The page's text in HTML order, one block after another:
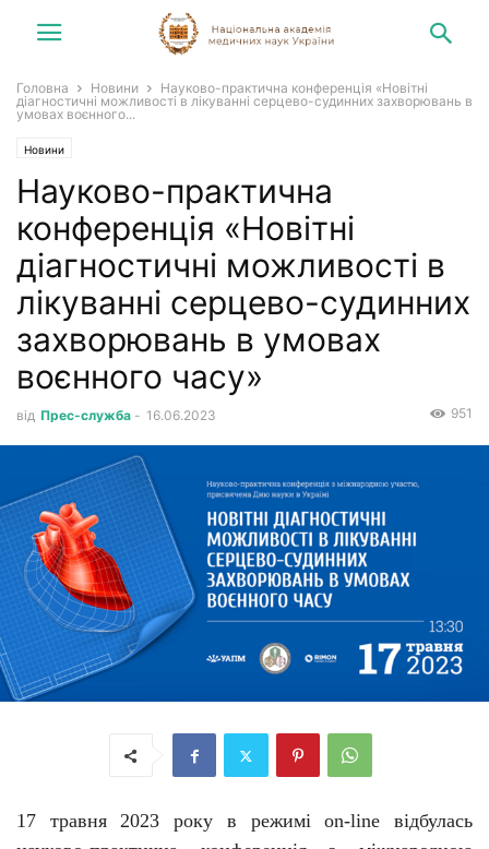
Головна Новини
Науково-практична конференція «Новітні
діагностичні можливості в лікуванні серцево-судинних захворювань в
умовах воєнного...
Новини
Науково-практична
конференція «Новітні
діагностичні можливості в
лікуванні серцево-судинних
захворювань в умовах
воєнного часу»
від Прес-служба - 16.06.2023 951
17 травня 2023 року в режимі on-line відбулась